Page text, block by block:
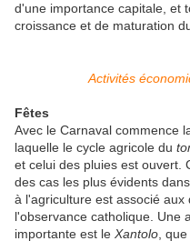
d'une importance capitale, et
croissance et de maturation
Activités
Fêtes
Avec le Carnaval commence
laquelle le cycle agricole du
et celui des pluies est ouvert.
des cas les plus évidents
à l'agriculture est associé
l'observance catholique. Une
importante est le Xantolo ,